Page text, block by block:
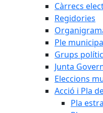
Càrrecs
Regidories
Ple
Grups
Junta
Eleccions
Acció i Pla
Pla